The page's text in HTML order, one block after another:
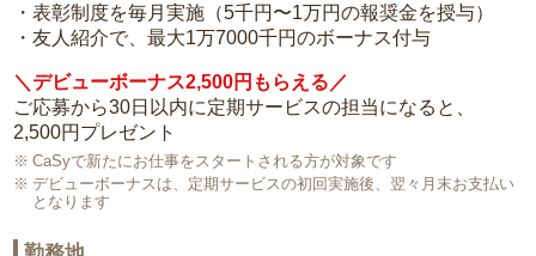
・表彰制度を毎月実施（5千円〜1万円の報奨金を授与）
・友人紹介で、最大1万7000千円のボーナス付与
＼デビューボーナス2,500円もらえる／
ご応募から30日以内に定期サービスの担当になると、
2,500円プレゼント
CaSyで新たにお仕事をスタートされる方が対象です
デビューボーナスは、定期サービスの初回実施後、翌々月末お支払い
となります